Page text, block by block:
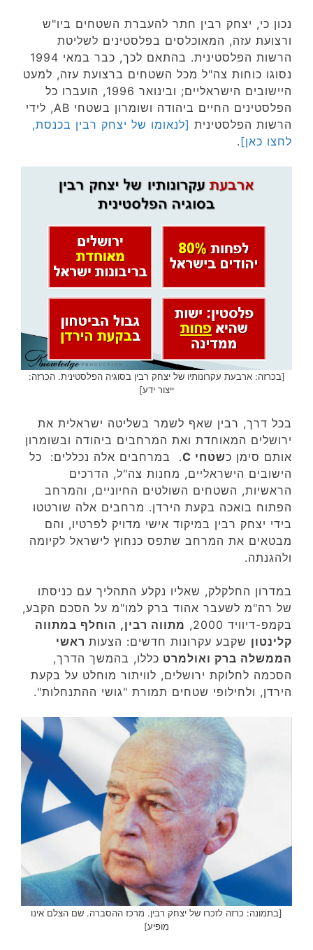
נכון כי, יצחק רבין חתר להעברת השטחים ביו"ש
ורצועת עזה, המאוכלסים בפלסטינים לשליטת
הרשות הפלסטינית. בהתאם לכך, כבר במאי 1994
נסוגו כוחות צה"ל מכל השטחים ברצועת עזה, למעט
היישובים הישראליים; ובינואר 1996, הועברו כל
הפלסטינים החיים ביהודה ושומרון בשטחי AB, לידי
הרשות הפלסטינית [לנאומו של יצחק רבין בכנסת,
לחצו כאן].
[בכרזה: ארבעת עקרונותיו של יצחק רבין בסוגיה הפלסטינית. הכרזה:
ייצור ידע]
בכל דרך, רבין שאף לשמר בשליטה ישראלית את
ירושלים המאוחדת ואת המרחבים ביהודה ובשומרון
אותם סימן כשטחי C
. במרחבים אלה נכללים: כל
הישובים הישראליים, מחנות צה"ל, הדרכים
הראשיות, השטחים השולטים החיוניים, והמרחב
הפתוח בואכה בקעת הירדן. מרחבים אלה שורטטו
בידי יצחק רבין במיקוד אישי מדויק לפרטיו, והם
מבטאים את המרחב שתפס כנחוץ לישראל לקיומה
ולהגנתה.
במדרון החלקלק, שאליו נקלע התהליך עם כניסתו
של רה"מ לשעבר אהוד ברק למו"מ על הסכם הקבע,
בקמפ-דיוויד 2000,
מתווה רבין, הוחלף במתווה
קלינטון שקבע עקרונות חדשים: הצעות ראשי
הממשלה ברק ואולמרט כללו, בהמשך הדרך,
הסכמה לחלוקת ירושלים, לוויתור מוחלט על בקעת
הירדן, ולחילופי שטחים תמורת "גושי ההתנחלות".
[בתמונה: כרזה לזכרו של יצחק רבין. מרכז ההסברה. שם הצלם אינו
מופיע]